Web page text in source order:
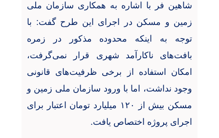
شاهین فر با اشاره به همکاری سازمان ملی
زمین و مسکن در اجرای این طرح گفت: با
توجه به اینکه محدوده مذکور در زمره
بافت‌های ناکارآمد شهری قرار نمی‌گرفت،
امکان استفاده از برخی ظرفیت‌های قانونی
وجود نداشت، اما با ورود سازمان ملی زمین و
مسکن بیش از
۱۲۰ میلیارد تومان اعتبار برای
اجرای پروژه اختصاص یافت.